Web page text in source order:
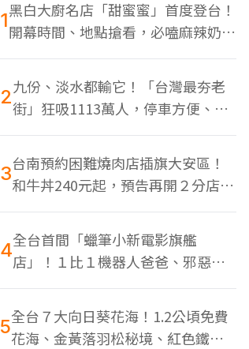
1黑白大廚名店「甜蜜蜜」首度登台！
開幕時間、地點搶看，必嗑麻辣奶油
蝦
2九份、淡水都輸它！「台灣最夯老
街」狂吸1113萬人，停車方便、特
色美食多
3台南預約困難燒肉店插旗大安區！
和牛丼240元起，預告再開２分店、
地點曝光
4全台首間「蠟筆小新電影旗艦
店」！１比１機器人爸爸、邪惡正
男，百款周邊買翻
5全台７大向日葵花海！1.2公頃免費
花海、金黃落羽松秘境、紅色鐵橋